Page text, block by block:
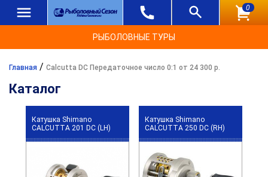
0
РЫБОЛОВНЫЕ ТУРЫ
Главная / Calcutta DC Передаточное число 0:1 от 24 300 р.
Каталог
Катушка Shimano
CALCUTTA 201 DC (LH)
Катушка Shimano
CALCUTTA 250 DC (RH)